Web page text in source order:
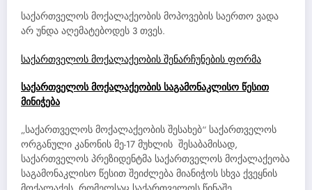
საქართველოს მოქალაქეობის მოპოვების საერთო ვადა
არ უნდა აღემატებოდეს 3 თვეს.
საქართველოს მოქალაქეობის შენარჩუნების ფორმა
საქართველოს მოქალაქეობის საგამონაკლისო წესით
მინიჭება
„საქართველოს მოქალაქეობის შესახებ“ საქართველოს
ორგანული კანონის მე-17 მუხლის შესაბამისად,
საქართველოს პრეზიდენტმა საქართველოს მოქალაქეობა
საგამონაკლისო წესით შეიძლება მიანიჭოს სხვა ქვეყნის